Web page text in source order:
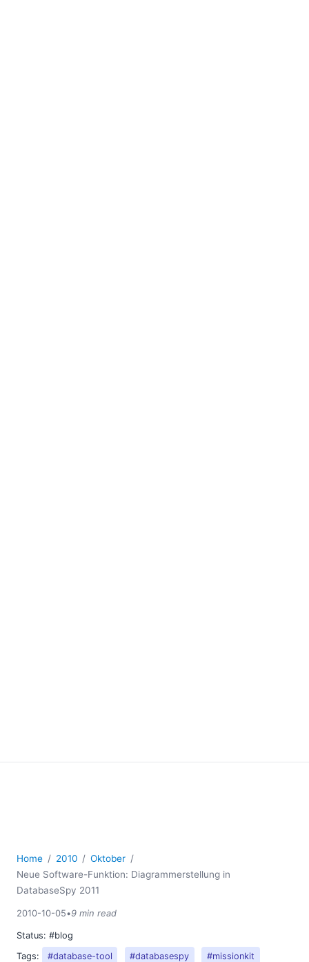
Home 2010
Oktober
Neue Software-Funktion: Diagrammerstellung in
DatabaseSpy 2011
2010-10-05•9 min read
Status: #blog
Tags:
#database-tool #databasespy
#missionkit